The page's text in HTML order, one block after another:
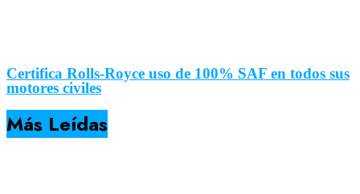
Certifica Rolls-Royce uso de 100% SAF en todos sus
motores civiles
Más Leídas